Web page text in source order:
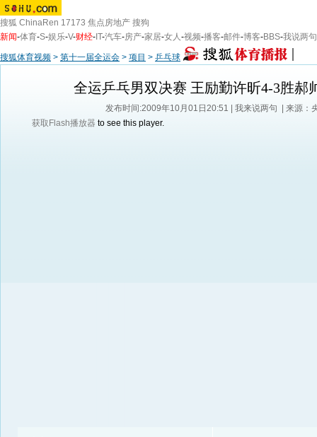
搜狐 ChinaRen 17173 焦点房地产 搜狗
新闻-体育-S-娱乐-V-财经- IT-汽车-房产-家居-女人-视频-播客-邮件-博客-BBS-我说两句
搜狐体育视频 > 第十一届全运会 > 项目 > 乒乓球
全运乒乓男双决赛 王励勤许昕4-3胜郝
发布时间:2009年10月01日20:51 | 我来说两句
| 来源：
获取Flash播放器 to see this player.